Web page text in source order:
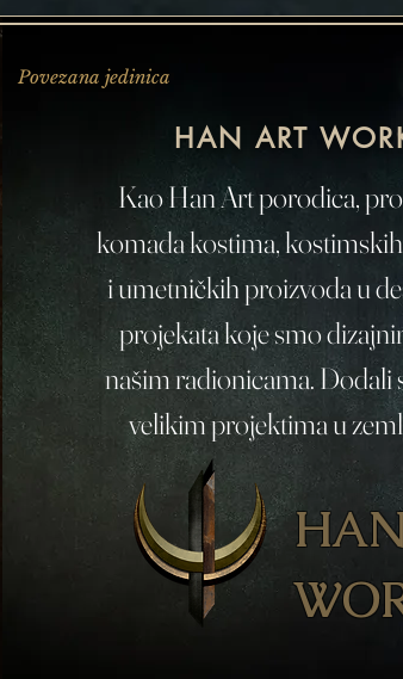
Povezana jedinica
HAN ART
Kao Han Art porodica,
komada kostima,
i umetničkih proizvoda u
projekata koje smo
našim radionicama.
velikim projektima u